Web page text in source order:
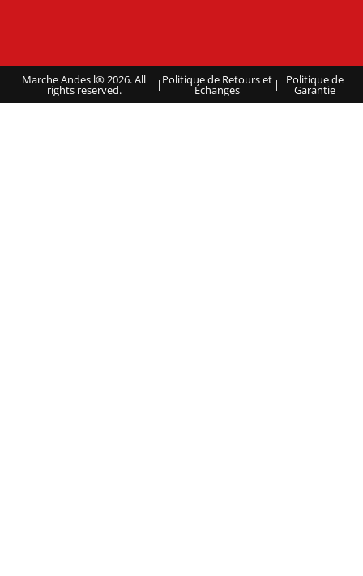
Marche Andes l® 2026. All
rights reserved. | Politique de Retours et
Échanges | Politique de
Garantie